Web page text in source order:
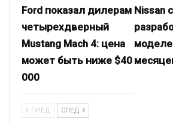
Ford показал дилерам
четырехдверный
Mustang Mach 4: цена
может быть ниже $40
000
Nissan
ПРЕД СЛЕД